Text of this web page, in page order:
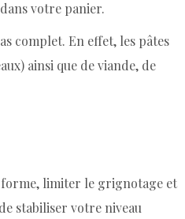
votre panier.
complet. En effet, les pâtes
ainsi que de viande, de
forme, limiter le grignotage et
stabiliser votre niveau